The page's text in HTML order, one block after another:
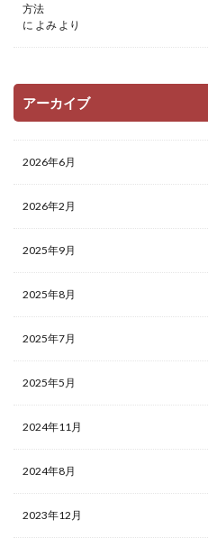
方法
に よみ より
アーカイブ
2026年6月
2026年2月
2025年9月
2025年8月
2025年7月
2025年5月
2024年11月
2024年8月
2023年12月